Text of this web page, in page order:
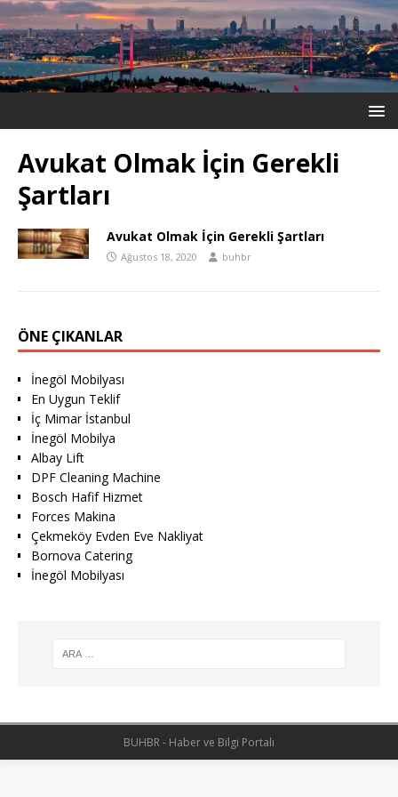
Avukat Olmak İçin Gerekli
Şartları
Avukat Olmak İçin Gerekli Şartları
Ağustos 18, 2020 buhbr
ÖNE ÇIKANLAR
İnegöl Mobilyası
En Uygun Teklif
İç Mimar İstanbul
İnegöl Mobilya
Albay Lift
DPF Cleaning Machine
Bosch Hafif Hizmet
Forces Makina
Çekmeköy Evden Eve Nakliyat
Bornova Catering
İnegöl Mobilyası
BUHBR - Haber ve Bilgi Portalı